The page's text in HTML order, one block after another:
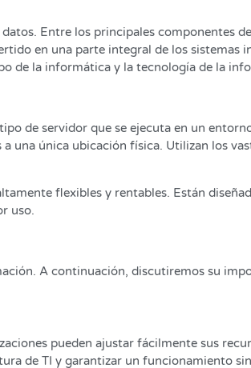
Entre los principales componentes
en una parte integral de los sistemas
de la informática y la tecnología de la
de servidor que se ejecuta en un
una única ubicación física. Utilizan los
flexibles y rentables. Están
uso.
A continuación, discutiremos su
pueden ajustar fácilmente sus
de TI y garantizar un funcionamiento